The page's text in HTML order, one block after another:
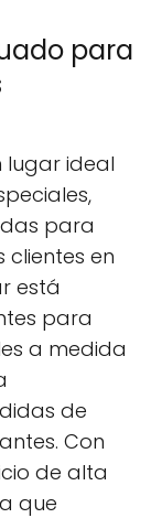
para
lugar ideal
para
clientes en
está
para
a medida
de
Con
de alta
que